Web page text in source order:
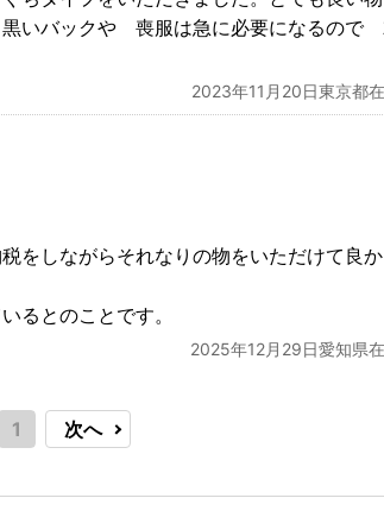
いバックや 喪服は急に必要になるので
2023年11月20日東京都
をしながらそれなりの物をいただけて良
るとのことです。
2025年12月29日愛知県
1 次へ